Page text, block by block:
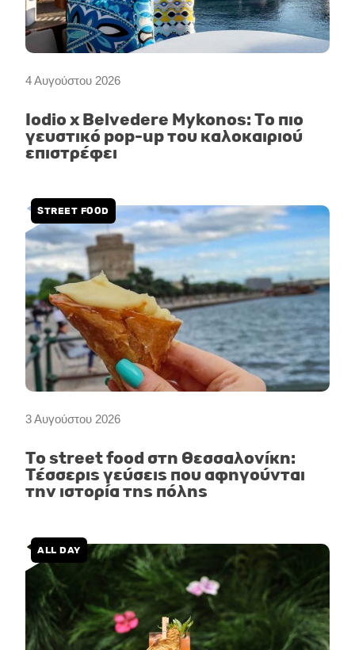
4 Αυγούστου 2026
Iodio x Belvedere Mykonos: Το πιο
γευστικό pop-up του καλοκαιριού
επιστρέφει
3 Αυγούστου 2026
STREET FOOD
Το street food στη Θεσσαλονίκη:
Τέσσερις γεύσεις που αφηγούνται
την ιστορία της πόλης
ALL DAY